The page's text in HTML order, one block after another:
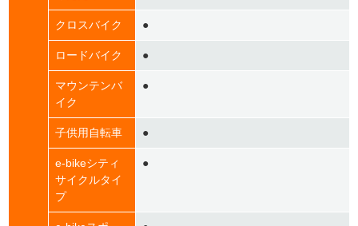
クロスバイク ●
ロードバイク ●
マウンテンバ
イク
●
子供用自転車 ●
e-bikeシティ
サイクルタイ
プ
●